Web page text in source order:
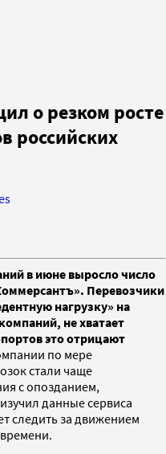
о резком росте
российских
в июне выросло число
Перевозчики
нагрузку» на
не хватает
это отрицают
по мере
стали чаще
с опозданием,
данные сервиса
следить за движением